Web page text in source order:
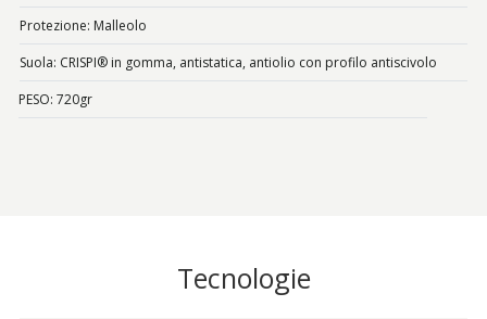
Protezione: Malleolo
Suola: CRISPI® in gomma, antistatica, antiolio con profilo antiscivolo
PESO: 720gr
Tecnologie